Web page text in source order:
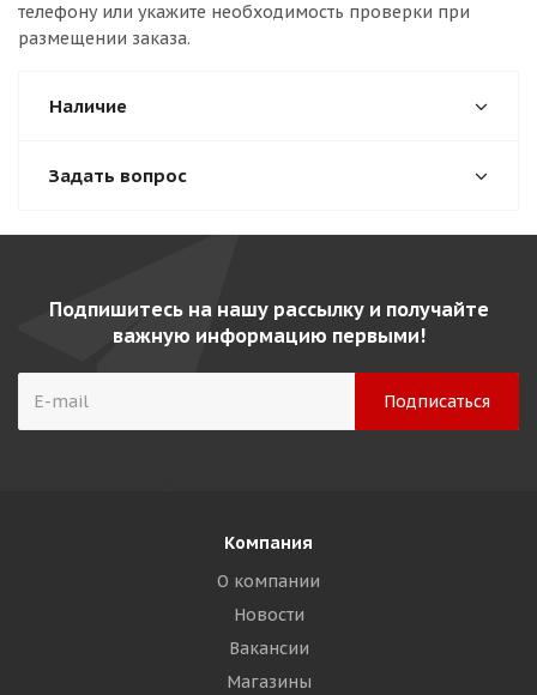
телефону или укажите необходимость проверки при
размещении заказа.
Наличие
Задать вопрос
Подпишитесь на нашу рассылку и получайте
важную информацию первыми!
Компания
О компании
Новости
Вакансии
Магазины